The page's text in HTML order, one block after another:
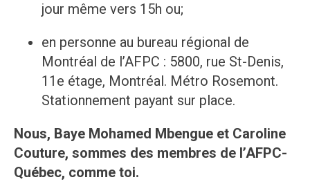
jour même vers 15h ou;
en personne au bureau régional de
Montréal de l’AFPC : 5800, rue St-Denis,
11e étage, Montréal. Métro Rosemont.
Stationnement payant sur place.
Nous, Baye Mohamed Mbengue et Caroline
Couture, sommes des membres de l’AFPC-
Québec, comme toi.